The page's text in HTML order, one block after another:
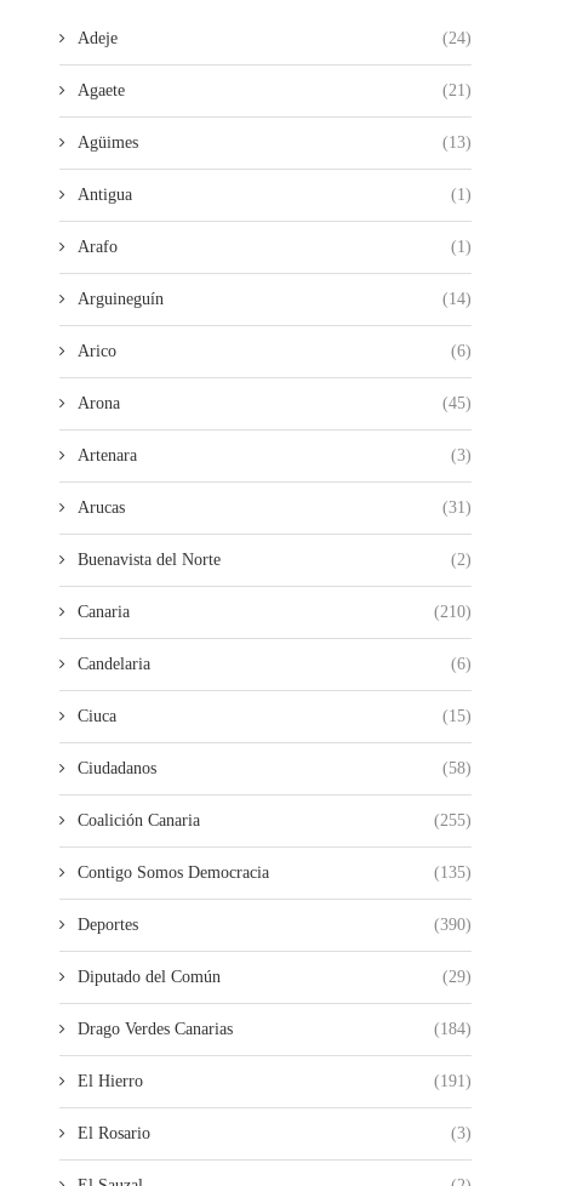
MENORES DE...
30/07/2026
RESTOS HUMANOS EN
28/07/2026
Adeje (24)
Agaete (21)
Agüimes (13)
Antigua (1)
Arafo (1)
Arguineguín (14)
Arico (6)
Arona (45)
Artenara (3)
Arucas (31)
Buenavista del Norte (2)
Canaria (210)
Candelaria (6)
Ciuca (15)
Ciudadanos (58)
Coalición Canaria (255)
Contigo Somos Democracia (135)
Deportes (390)
Diputado del Común (29)
Drago Verdes Canarias (184)
El Hierro (191)
El Rosario (3)